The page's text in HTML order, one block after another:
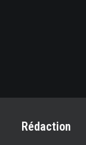
Rédaction